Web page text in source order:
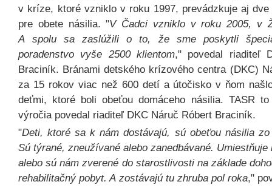
v kríze, ktoré vzniklo v roku 1997, prevádzkuje aj dve
pre obete násilia. "V Čadci vzniklo v roku 2005, v
A spolu sa zaslúžili o to, že sme poskytli
poradenstvo vyše 2500 klientom," povedal riaditeľ
Braciník. Bránami detského krízového centra (DKC)
za 15 rokov viac než 600 detí a útočisko v ňom
deťmi, ktoré boli obeťou domáceho násilia. TASR
výročia povedal riaditeľ DKC Náruč Róbert Braciník.
"Deti, ktoré sa k nám dostávajú, sú obeťou násilia
Sú týrané, zneužívané alebo zanedbávané.
alebo sú nám zverené do starostlivosti na základe
rehabilitačný pobyt. A zostávajú tu zhruba pol roka,"